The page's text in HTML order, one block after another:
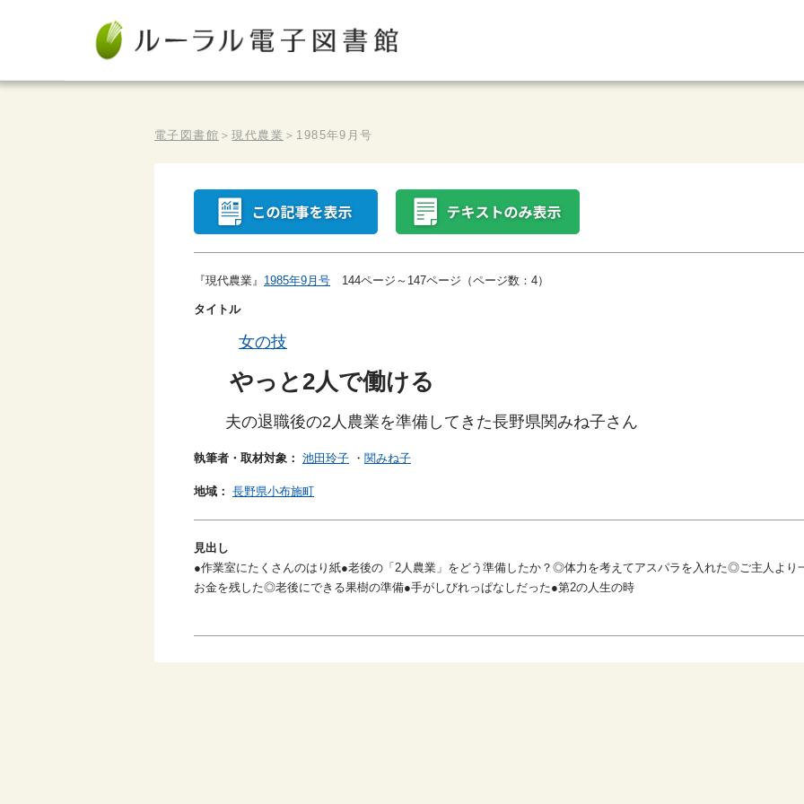
電子図書館 ＞現代農業 ＞ 1985年9月号
『現代農業』 1985年9月号 144ページ～147ページ（ページ数：4）
タイトル
女の技
やっと2人で働ける
夫の退職後の2人農業を準備してきた長野県関みね子さん
執筆者・取材対象： 池田玲子 ・ 関みね子
地域： 長野県小布施町
見出し
●作業室にたくさんのはり紙●老後の「2人農業」をどう準備したか？◎体力を考えてアスパラを入れた◎ご主人よ
お金を残した◎老後にできる果樹の準備●手がしびれっぱなしだった●第2の人生の時